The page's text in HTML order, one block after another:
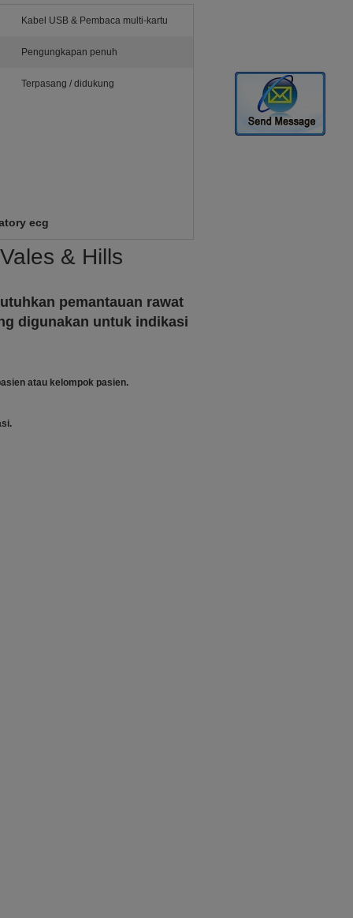
Kabel USB & Pembaca multi-kartu
Pengungkapan penuh
Terpasang / didukung
ecg
& Hills
pemantauan rawat
digunakan untuk indikasi
atau kelompok pasien.